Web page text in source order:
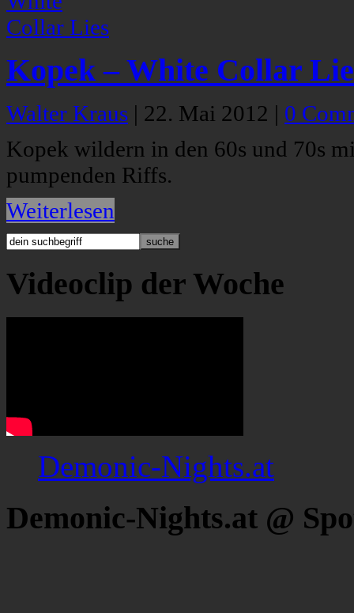
Kopek – White Collar
Walter Kraus | 22. Mai 2012 | 0
Kopek wildern in den 60s und 70s
pumpenden Riffs.
Weiterlesen
Videoclip der Woche
Demonic-Nights.at
Demonic-Nights.at @